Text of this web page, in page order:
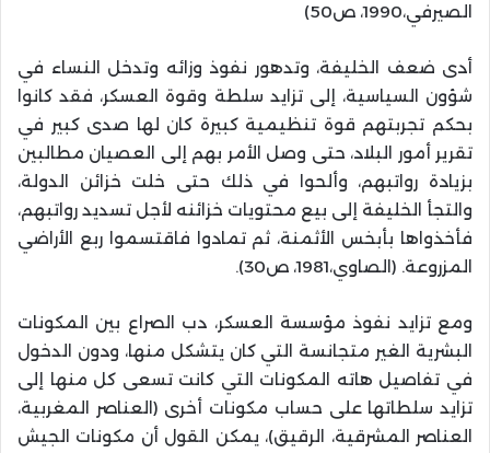
الصيرفي،1990، ص50)
أدى ضعف الخليفة، وتدهور نفوذ وزائه وتدخل النساء في
شؤون السياسية، إلى تزايد سلطة وقوة العسكر، فقد كانوا
بحكم تجربتهم قوة تنظيمية كبيرة كان لها صدى كبير في
تقرير أمور البلاد، حتى وصل الأمر بهم إلى العصيان مطالبين
بزيادة رواتبهم، وألحوا في ذلك حتى خلت خزائن الدولة،
والتجأ الخليفة إلى بيع محتويات خزائنه لأجل تسديد رواتبهم،
فأخذواها بأبخس الأثمنة، ثم تمادوا فاقتسموا ربع الأراضي
المزروعة. (الصاوي،1981، ص30).
ومع تزايد نفوذ مؤسسة العسكر، دب الصراع بين المكونات
البشرية الغير متجانسة التي كان يتشكل منها، ودون الدخول
في تفاصيل هاته المكونات التي كانت تسعى كل منها إلى
تزايد سلطاتها على حساب مكونات أخرى (العناصر المغربية،
العناصر المشرقية، الرقيق)، يمكن القول أن مكونات الجيش